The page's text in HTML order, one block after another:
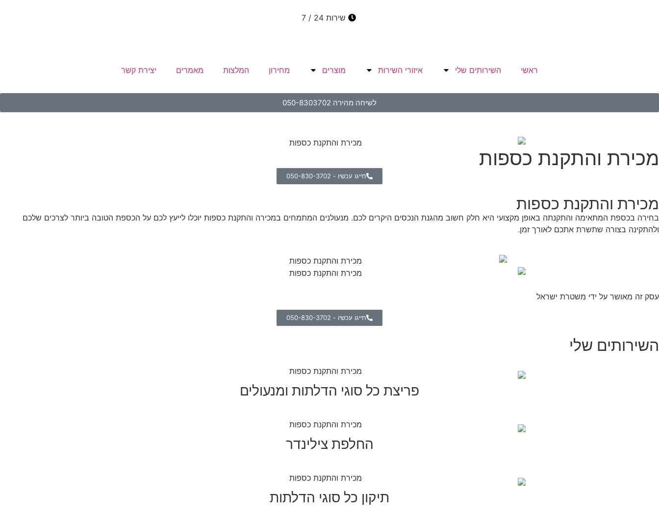
שירות 24 / 7
ראשי השירותים שלי איזורי השירות מוצרים מחירון המלצות מאמרים יצירת קשר
לשיחה מהירה 050-8303702
מכירת והתקנת כספות
חייגו עכשיו - 050-830-3702
מכירת והתקנת כספות
בחירה בכספת המתאימה והתקנתה באופן מקצועי היא חלק חשוב מהגנת הנכסים היקרים לכם. מנעולנים המתמחים במכירה והתקנת כספות יוכלו לייעץ לכם על הכספת הטובה ביותר לצרכים שלכם
ולהתקינה בצורה שתשרת אתכם לאורך זמן.
עסק זה מאושר על ידי משטרת ישראל
חייגו עכשיו - 050-830-3702
השירותים שלי
פריצת כל סוגי הדלתות ומנעולים
החלפת צילינדר
תיקון כל סוגי הדלתות